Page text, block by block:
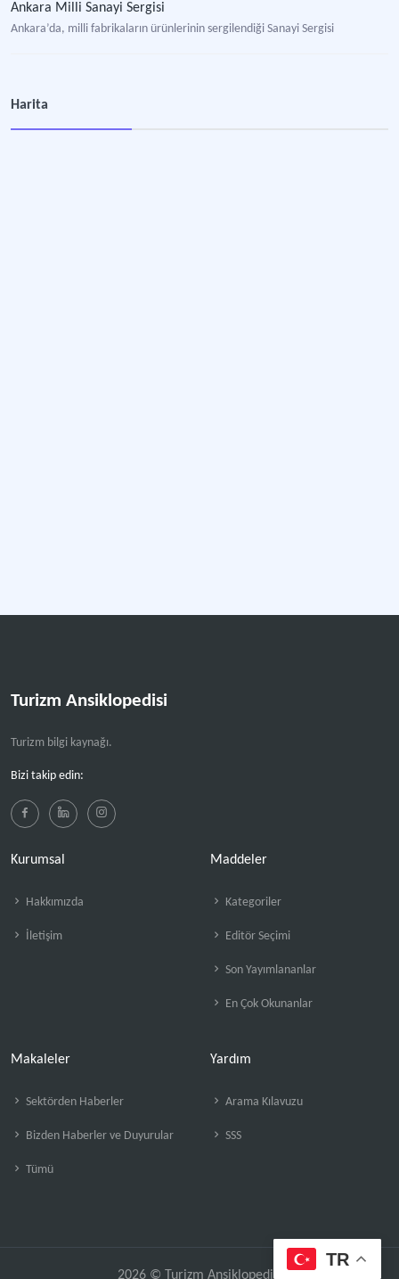
Ankara Milli Sanayi Sergisi
Ankara’da, milli fabrikaların ürünlerinin sergilendiği Sanayi Sergisi
Harita
Turizm Ansiklopedisi
Turizm bilgi kaynağı.
Bizi takip edin:
Kurumsal
Hakkımızda
İletişim
Maddeler
Kategoriler
Editör Seçimi
Son Yayımlananlar
En Çok Okunanlar
Makaleler
Sektörden Haberler
Bizden Haberler ve Duyurular
Tümü
Yardım
Arama Kılavuzu
SSS
2026 © Turizm Ansiklopedisi
TR